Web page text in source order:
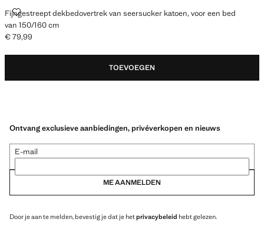
Fijngestreept dekbedovertrek van seersucker katoen, voor een bed
van 150/160 cm
FIJNGESTREEPT DEKBEDOVERTREK VAN SEERSUCKER KATOEN,
Huidige prijs [€ 79,99 ]
€ 79,99
TOEVOEGEN
Ontvang exclusieve aanbiedingen, privéverkopen en nieuws
E-mail
ME AANMELDEN
Door je aan te melden, bevestig je dat je hetprivacybeleid hebt gelezen.